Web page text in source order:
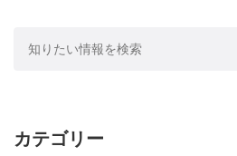
カテゴリー